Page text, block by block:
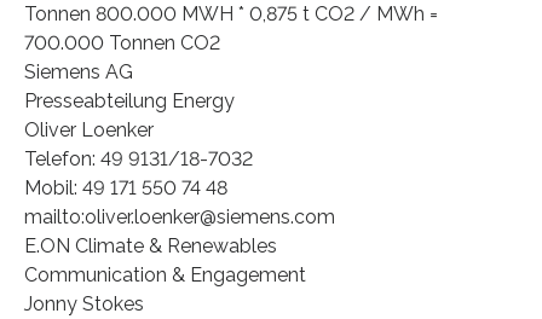
Tonnen 800.000 MWH * 0,875 t CO2 / MWh =
700.000 Tonnen CO2
Siemens AG
Presseabteilung Energy
Oliver Loenker
Telefon: 49 9131/18-7032
Mobil: 49 171 550 74 48
mailto:oliver.loenker@siemens.com
E.ON Climate & Renewables
Communication & Engagement
Jonny Stokes